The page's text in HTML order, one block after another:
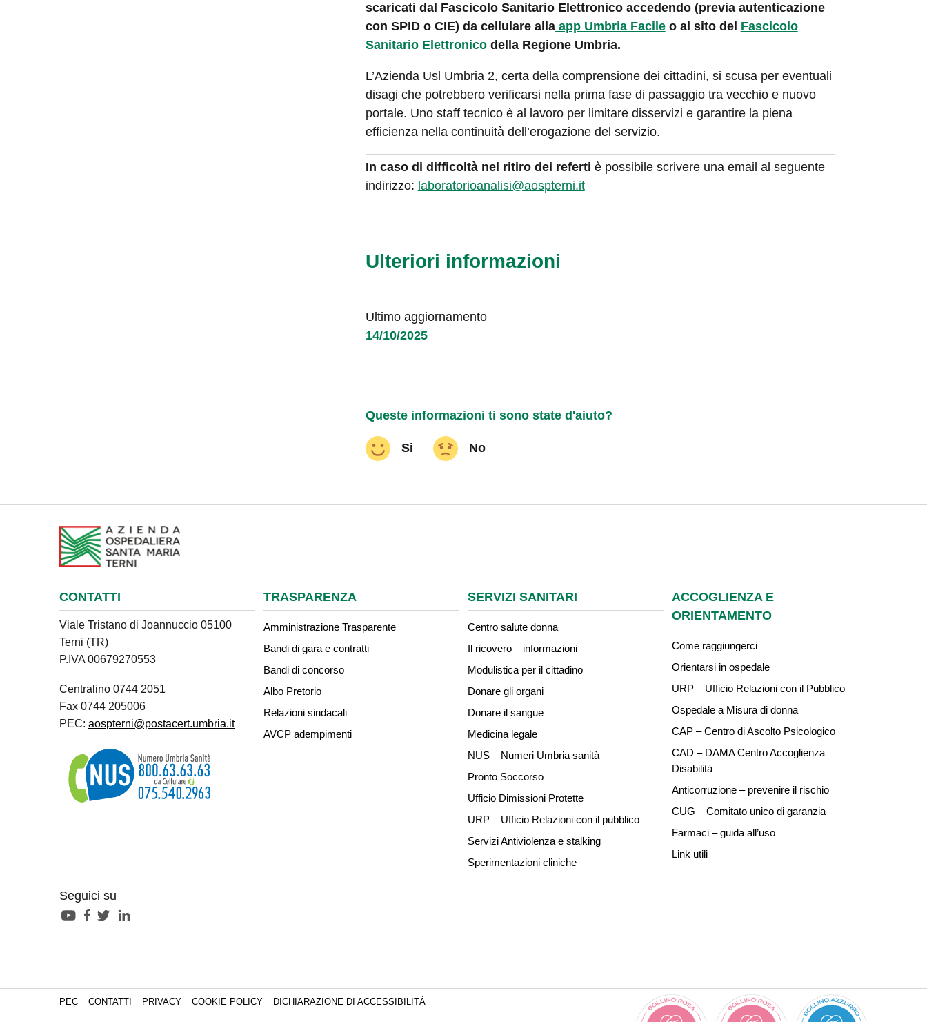
scaricati dal Fascicolo Sanitario Elettronico accedendo (previa autenticazione
con SPID o CIE) da cellulare allaapp Umbria Facileo al sito del Fascicolo
Sanitario Elettronicodella Regione Umbria.
L’Azienda Usl Umbria 2, certa della comprensione dei cittadini, si scusa per eventuali
disagi che potrebbero verificarsi nella prima fase di passaggio tra vecchio e nuovo
portale. Uno staff tecnico è al lavoro per limitare disservizi e garantire la piena
efficienza nella continuità dell’erogazione del servizio.
In caso di difficoltà nel ritiro dei referti è possibile scrivere una email al seguente
indirizzo: laboratorioanalisi@aospterni.it
Ulteriori informazioni
Ultimo aggiornamento
14/10/2025
Queste informazioni ti sono state d'aiuto?
Si No
CONTATTI
Viale Tristano di Joannuccio 05100
Terni (TR)
P.IVA 00679270553
Centralino 0744 2051
Fax 0744 205006
PEC: aospterni@postacert.umbria.it
Seguici su
TRASPARENZA
Amministrazione Trasparente
Bandi di gara e contratti
Bandi di concorso
Albo Pretorio
Relazioni sindacali
AVCP adempimenti
SERVIZI SANITARI
Centro salute donna
Il ricovero – informazioni
Modulistica per il cittadino
Donare gli organi
Donare il sangue
Medicina legale
NUS – Numeri Umbria sanità
Pronto Soccorso
Ufficio Dimissioni Protette
URP – Ufficio Relazioni con il pubblico
Servizi Antiviolenza e stalking
Sperimentazioni cliniche
ACCOGLIENZA E
ORIENTAMENTO
Come raggiungerci
Orientarsi in ospedale
URP – Ufficio Relazioni con il Pubblico
Ospedale a Misura di donna
CAP – Centro di Ascolto Psicologico
CAD – DAMA Centro Accoglienza
Disabilità
Anticorruzione – prevenire il rischio
CUG – Comitato unico di garanzia
Farmaci – guida all’uso
Link utili
PEC CONTATTI PRIVACY COOKIE POLICY DICHIARAZIONE DI ACCESSIBILITÀ